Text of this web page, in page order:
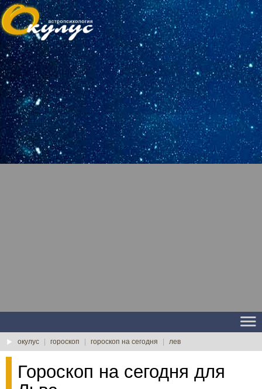
окулус гороскоп гороскоп на сегодня лев
Гороскоп на сегодня для